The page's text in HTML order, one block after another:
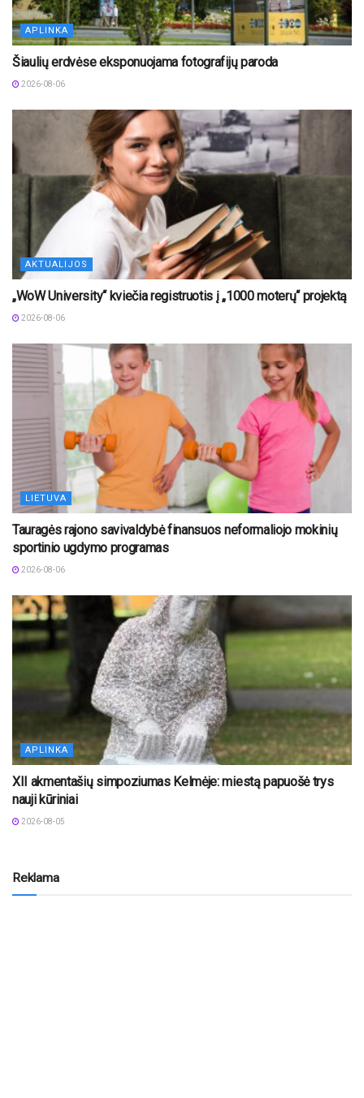
APLINKA
Šiaulių erdvėse eksponuojama fotografijų paroda
2026-08-06
AKTUALIJOS
„WoW University“ kviečia registruotis į „1000 moterų“ projektą
2026-08-06
LIETUVA
Tauragės rajono savivaldybė finansuos neformaliojo mokinių
sportinio ugdymo programas
2026-08-06
APLINKA
XII akmentašių simpoziumas Kelmėje: miestą papuošė trys
nauji kūriniai
2026-08-05
Reklama